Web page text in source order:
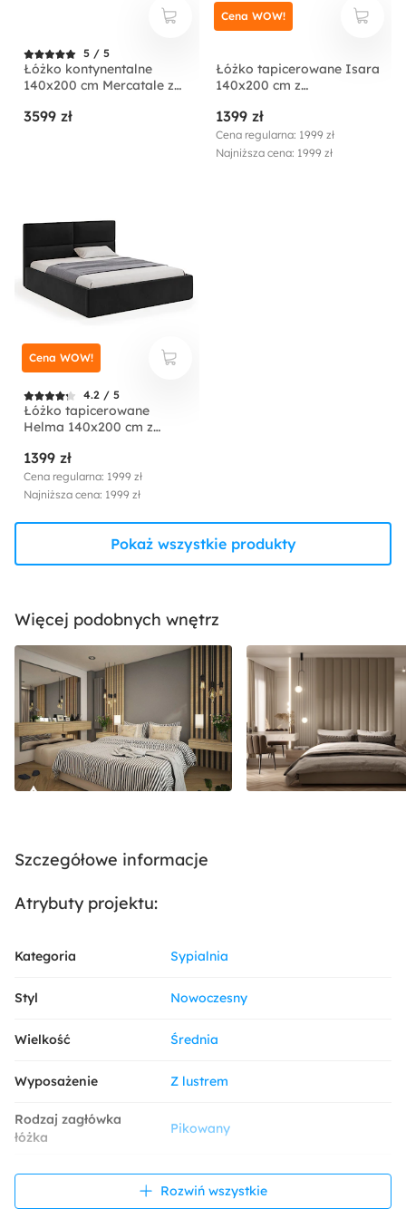
5 / 5
Łóżko kontynentalne
140x200 cm Mercatale z
3599 zł
Łóżko tapicerowane Isara
140x200 cm z
welur
1399 zł
Cena regularna: 1999 zł
Najniższa cena: 1999 zł
Cena WOW!
4.2 / 5
Łóżko tapicerowane
Helma 140x200 cm z
1399 zł
Cena regularna: 1999 zł
Najniższa cena: 1999 zł
Cena WOW!
Pokaż wszystkie produkty
Więcej podobnych wnętrz
Szczegółowe informacje
Atrybuty projektu:
Kategoria Sypialnia
Styl Nowoczesny
Wielkość Średnia
Wyposażenie Z lustrem
Rodzaj zagłówka
łóżka
Pikowany
Kolor ścian Biały Czarny
Dekoracja i
Rozwiń wszystkie